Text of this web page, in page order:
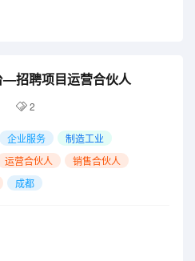
—招聘项目运营合伙人
2
企业服务 制造工业
运营合伙人 销售合伙人
成都